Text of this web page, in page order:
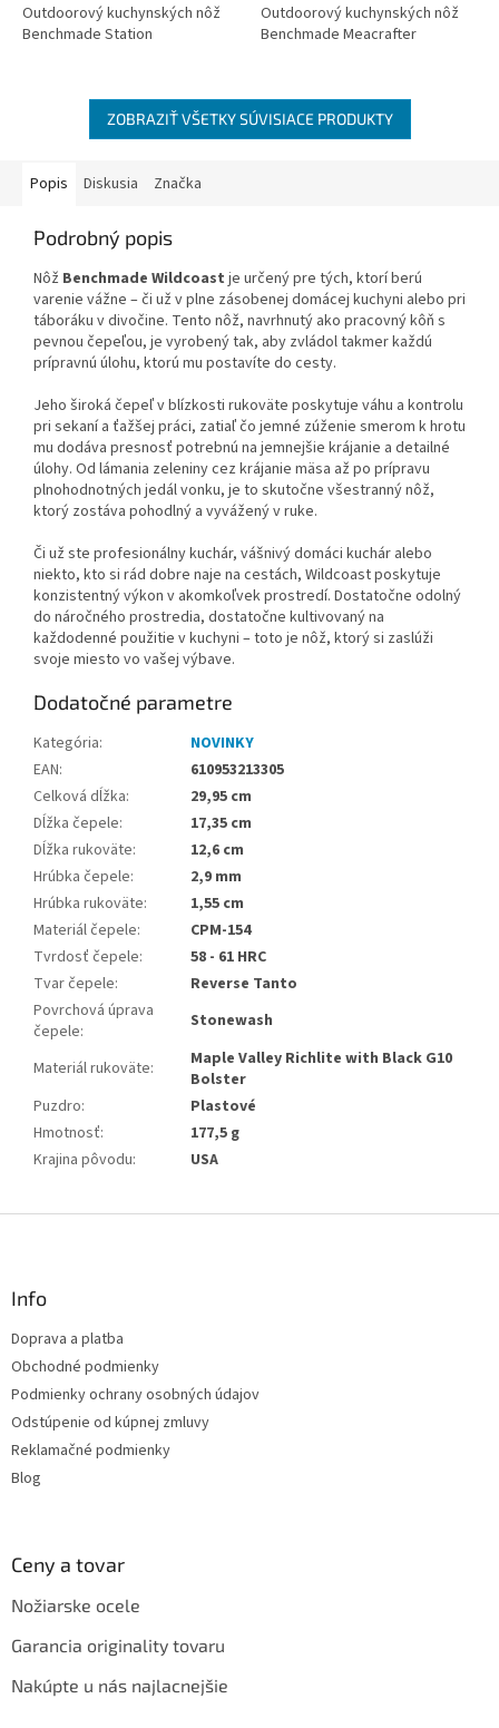
Outdoorový kuchynských nôž
Benchmade Station
Outdoorový kuchynských nôž
Benchmade Meacrafter
ZOBRAZIŤ VŠETKY SÚVISIACE PRODUKTY
Popis Diskusia Značka
Podrobný popis
Nôž Benchmade Wildcoast je určený pre tých, ktorí berú
varenie vážne – či už v plne zásobenej domácej kuchyni alebo pri
táboráku v divočine. Tento nôž, navrhnutý ako pracovný kôň s
pevnou čepeľou, je vyrobený tak, aby zvládol takmer každú
prípravnú úlohu, ktorú mu postavíte do cesty.
Jeho široká čepeľ v blízkosti rukoväte poskytuje váhu a kontrolu
pri sekaní a ťažšej práci, zatiaľ čo jemné zúženie smerom k hrotu
mu dodáva presnosť potrebnú na jemnejšie krájanie a detailné
úlohy. Od lámania zeleniny cez krájanie mäsa až po prípravu
plnohodnotných jedál vonku, je to skutočne všestranný nôž,
ktorý zostáva pohodlný a vyvážený v ruke.
Či už ste profesionálny kuchár, vášnivý domáci kuchár alebo
niekto, kto si rád dobre naje na cestách, Wildcoast poskytuje
konzistentný výkon v akomkoľvek prostredí. Dostatočne odolný
do náročného prostredia, dostatočne kultivovaný na
každodenné použitie v kuchyni – toto je nôž, ktorý si zaslúži
svoje miesto vo vašej výbave.
Dodatočné parametre
Kategória:
NOVINKY
EAN:
610953213305
Celková dĺžka:
29,95 cm
Dĺžka čepele:
17,35 cm
Dĺžka rukoväte:
12,6 cm
Hrúbka čepele:
2,9 mm
Hrúbka rukoväte:
1,55 cm
Materiál čepele:
CPM-154
Tvrdosť čepele:
58 - 61 HRC
Tvar čepele:
Reverse Tanto
Povrchová úprava
čepele: Stonewash
Materiál rukoväte:
Maple Valley Richlite with Black G10
Bolster
Puzdro:
Plastové
Hmotnosť:
177,5 g
Krajina pôvodu: USA
Info
Doprava a platba
Obchodné podmienky
Podmienky ochrany osobných údajov
Odstúpenie od kúpnej zmluvy
Reklamačné podmienky
Blog
Ceny a tovar
Nožiarske ocele
Garancia originality tovaru
Nakúpte u nás najlacnejšie